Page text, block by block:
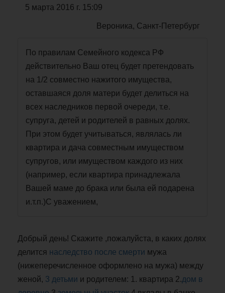
5 марта 2016 г. 15:09
Вероника, Санкт-Петербург
По правилам Семейного кодекса РФ
действительно Ваш отец будет претендовать
на 1/2 совместно нажитого имущества,
оставшаяся доля матери будет делиться на
всех наследников первой очереди, т.е.
супруга, детей и родителей в равных долях.
При этом будет учитываться, являлась ли
квартира и дача совместным имуществом
супругов, или имуществом каждого из них
(например, если квартира принадлежала
Вашей маме до брака или была ей подарена
и.т.п.)С уважением,
Добрый день! Скажите ,пожалуйста, в каких долях
делится наследство после смерти мужа
(нижеперечисленное оформлено на мужа) между
женой, 3 детьми и родителем: 1. квартира 2.дом в